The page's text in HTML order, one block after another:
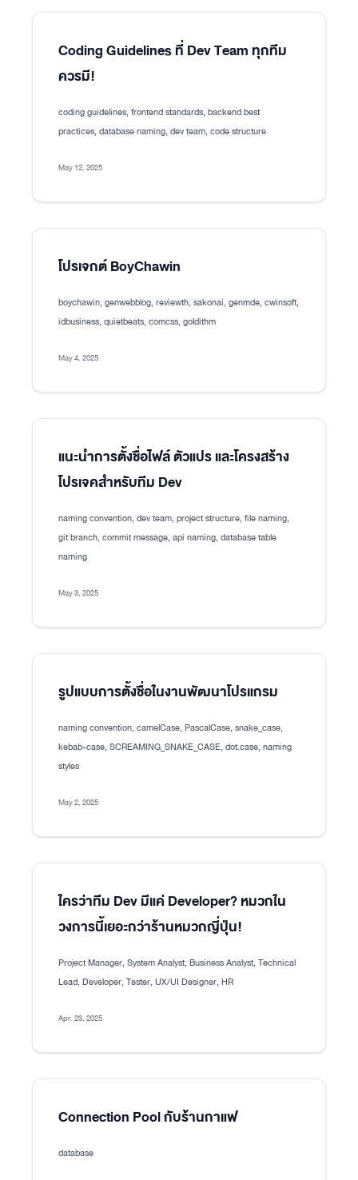
Coding Guidelines ที่ Dev Team ทุกทีม
ควรมี!
coding guidelines, frontend standards, backend best
practices, database naming, dev team, code structure
May 12, 2025
โปรเจกต์ BoyChawin
boychawin, genwebblog, reviewth, sakonai, genmde, cwinsoft,
idbusiness, quietbeats, comcss, goldithm
May 4, 2025
แนะนำการตั้งชื่อไฟล์ ตัวแปร และโครงสร้าง
โปรเจคสำหรับทีม Dev
naming convention, dev team, project structure, file naming,
git branch, commit message, api naming, database table
naming
May 3, 2025
รูปแบบการตั้งชื่อในงานพัฒนาโปรแกรม
naming convention, camelCase, PascalCase, snake_case,
kebab-case, SCREAMING_SNAKE_CASE, dot.case, naming
styles
May 2, 2025
ใครว่าทีม Dev มีแค่ Developer? หมวกใน
วงการนี้เยอะกว่าร้านหมวกญี่ปุ่น!
Project Manager, System Analyst, Business Analyst, Technical
Lead, Developer, Tester, UX/UI Designer, HR
Apr. 23, 2025
Connection Pool กับร้านกาแฟ
database